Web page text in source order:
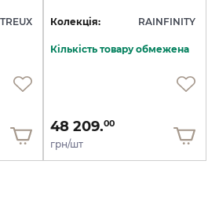
Колекція: RAINFINITY
Кількість товару обмежена
48 209.00
грн/шт